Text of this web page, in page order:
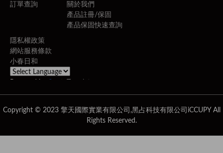
訂單查詢
關於我們
產品註冊/保固
產品保固快速查詢
隱私權政策
網站服務條款
小春日和
Copyright © 2023 擎天國際實業有限公司,黑占科技有限公司iCCUPY All
Rights Reserved.